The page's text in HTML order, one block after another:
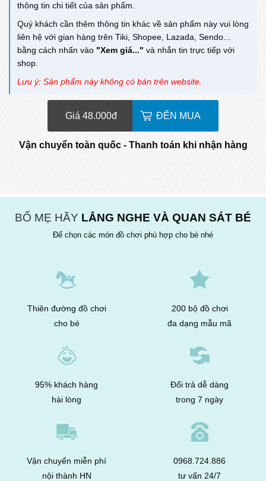
thông tin chi tiết của sản phẩm.
Quý khách cần thêm thông tin khác về sản phẩm này vui lòng
liên hệ với gian hàng trên Tiki, Shopee, Lazada, Sendo...
bằng cách nhấn vào "Xem giá..." và nhắn tin trực tiếp với
shop.
Lưu ý: Sản phẩm này không có bán trên website.
Giá 48.000đ ĐẾN MUA
Vận chuyển toàn quốc - Thanh toán khi nhận hàng
BỐ MẸ HÃY LẮNG NGHE VÀ QUAN SÁT BÉ
Để chọn các món đồ chơi phù hợp cho bé nhé
Thiên đường đồ chơi
cho bé
200 bộ đồ chơi
đa dạng mẫu mã
95% khách hàng
hài lòng
Đổi trả dễ dàng
trong 7 ngày
Vận chuyển miễn phí
nội thành HN
0968.724.886
tư vấn 24/7